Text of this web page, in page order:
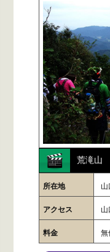
荒滝山
所在地 山
アクセス 山
料金 無